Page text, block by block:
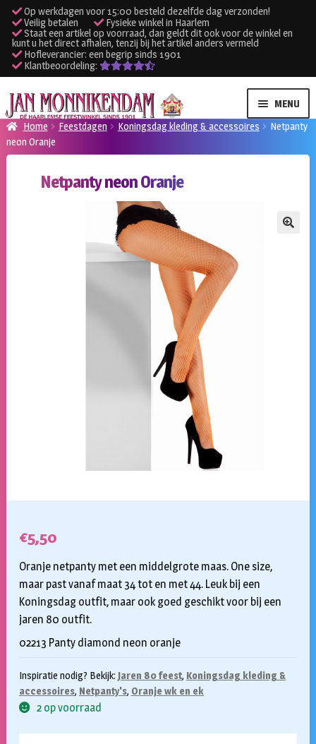
Op werkdagen voor 15:00 besteld dezelfde dag verzonden!
Veilig betalen
Fysieke winkel in Haarlem
Staat een artikel op voorraad, dan geldt dit ook voor de winkel en
kunt u het direct afhalen, tenzij bij het artikel anders vermeld
Hofleverancier: een begrip sinds 1901
Klantbeoordeling:
Ga
door
naar
navigatie
Ga
naar
de
inhoud
MENU
Verhuur kleding
Verhuur apparatuur
Klantenservice
Home Feestdagen Koningsdag kleding & accessoires
Netpanty
neon Oranje
Netpanty neon Oranje
€5,50
Oranje netpanty met een middelgrote maas. One size,
maar past vanaf maat 34 tot en met 44. Leuk bij een
Koningsdag outfit, maar ook goed geschikt voor bij een
jaren 80 outfit.
02213 Panty diamond neon oranje
Inspiratie nodig? Bekijk: Jaren 80 feest, Koningsdag kleding &
accessoires, Netpanty's, Oranje wk en ek
2 op voorraad